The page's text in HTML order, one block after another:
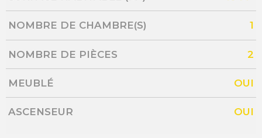
NOMBRE DE CHAMBRE(S) 1
NOMBRE DE PIÈCES 2
MEUBLÉ OUI
ASCENSEUR OUI